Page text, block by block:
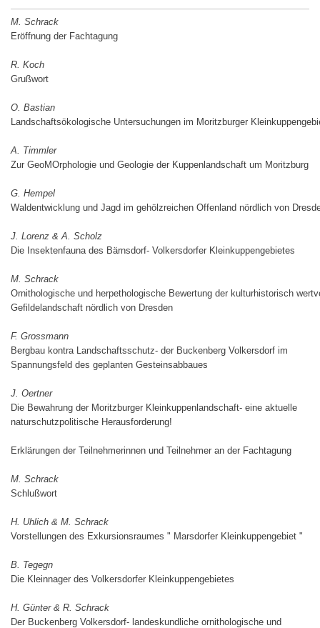
M. Schrack
Eröffnung der Fachtagung
R. Koch
Grußwort
O. Bastian
Landschaftsökologische Untersuchungen im Moritzburger
A. Timmler
Zur GeoMOrphologie und Geologie der Kuppenlandschaft um Moritzburg
G. Hempel
Waldentwicklung und Jagd im gehölzreichen Offenland nördlich von
J. Lorenz & A. Scholz
Die Insektenfauna des Bärnsdorf- Volkersdorfer Kleinkuppengebietes
M. Schrack
Ornithologische und herpethologische Bewertung der kulturhistorisch
Gefildelandschaft nördlich von Dresden
F. Grossmann
Bergbau kontra Landschaftsschutz- der Buckenberg Volkersdorf im
Spannungsfeld des geplanten Gesteinsabbaues
J. Oertner
Die Bewahrung der Moritzburger Kleinkuppenlandschaft- eine aktuelle
naturschutzpolitische Herausforderung!
Erklärungen der Teilnehmerinnen und Teilnehmer an der Fachtagung
M. Schrack
Schlußwort
H. Uhlich & M. Schrack
Vorstellungen des Exkursionsraumes " Marsdorfer Kleinkuppengebiet "
B. Tegegn
Die Kleinnager des Volkersdorfer Kleinkuppengebietes
H. Günter & R. Schrack
Der Buckenberg Volkersdorf- landeskundliche ornithologische und